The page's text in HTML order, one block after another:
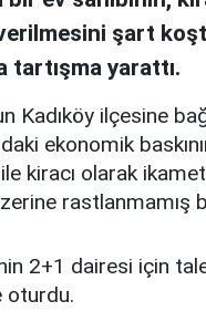
şart
tartışma yarattı.
Kadıköy ilçesine
ekonomik
kiracı olarak
rastlanmamış
2+1 dairesi için
oturdu.